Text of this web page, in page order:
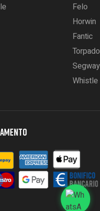
Felo
Horwin
Fantic
Torpado
Segway
Whistle